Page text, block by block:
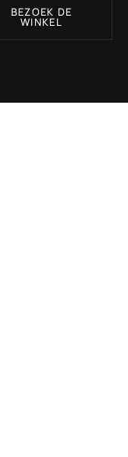
BEZOEK DE
WINKEL